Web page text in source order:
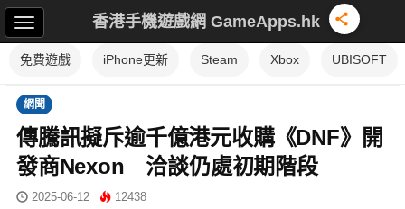
香港手機遊戲網 GameApps.hk
免費遊戲 iPhone更新 Steam Xbox UBISOFT
網聞
傳騰訊擬斥逾千億港元收購《DNF》開
發商Nexon 洽談仍處初期階段
2025-06-12 12438